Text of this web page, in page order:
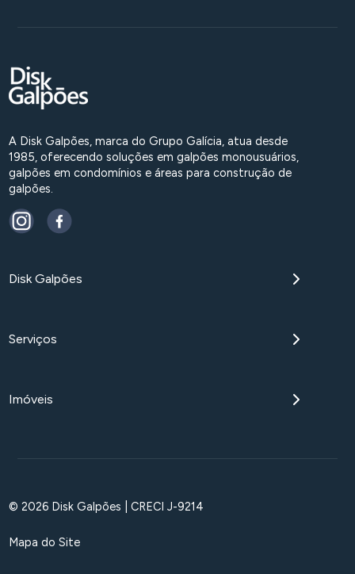
A Disk Galpões, marca do Grupo Galícia, atua desde
1985, oferecendo soluções em galpões monousuários,
galpões em condomínios e áreas para construção de
galpões.
Disk Galpões
Serviços
Imóveis
© 2026 Disk Galpões | CRECI J-9214
Mapa do Site